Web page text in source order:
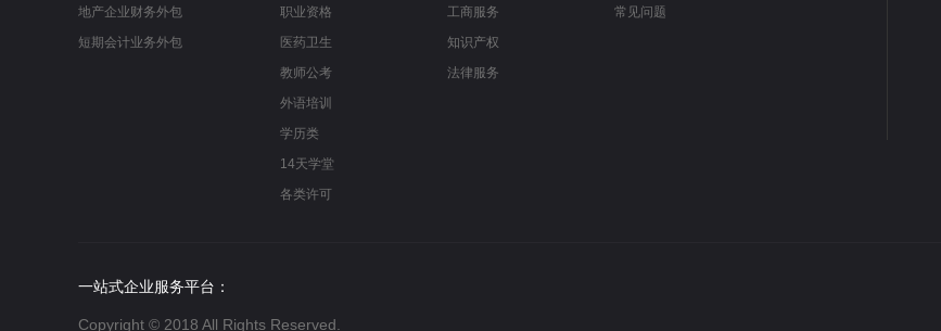
地产企业财务外包
短期会计业务外包
职业资格
医药卫生
教师公考
外语培训
学历类
14天学堂
各类许可
工商服务
知识产权
法律服务
常见问题
一站式企业服务平台：
Copyright © 2018 All Rights Reserved.